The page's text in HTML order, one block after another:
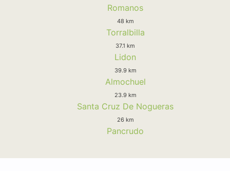
Romanos
48 km
Torralbilla
37.1 km
Lidon
39.9 km
Almochuel
23.9 km
Santa Cruz De Nogueras
26 km
Pancrudo